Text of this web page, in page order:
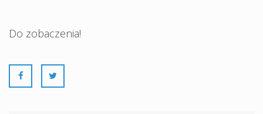
Do zobaczenia!